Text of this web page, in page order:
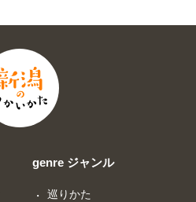
genre ジャンル
巡りかた